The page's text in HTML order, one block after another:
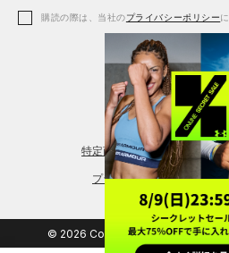
アクセサリー
レギンス＆タイツ
シューズ
購読の際は、当社のプライバシーポリシー
特定商取引法に基づく通販の
プライバシーポリシー
© 2026 Copyright DOME